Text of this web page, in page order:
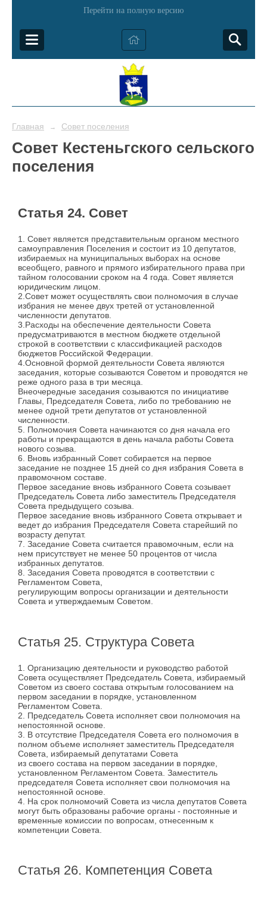
Перейти на полную версию
Главная → Совет поселения
Совет Кестеньгского сельского
поселения
Статья 24. Совет
1. Совет является представительным органом местного
самоуправления Поселения и состоит из 10 депутатов,
избираемых на муниципальных выборах на основе
всеобщего, равного и прямого избирательного права при
тайном голосовании сроком на 4 года. Совет является
юридическим лицом.
2.Совет может осуществлять свои полномочия в случае
избрания не менее двух третей от установленной
численности депутатов.
3.Расходы на обеспечение деятельности Совета
предусматриваются в местном бюджете отдельной
строкой в соответствии с классификацией расходов
бюджетов Российской Федерации.
4.Основной формой деятельности Совета являются
заседания, которые созываются Советом и проводятся не
реже одного раза в три месяца.
Внеочередные заседания созываются по инициативе
Главы, Председателя Совета, либо по требованию не
менее одной трети депутатов от установленной
численности.
5. Полномочия Совета начинаются со дня начала его
работы и прекращаются в день начала работы Совета
нового созыва.
6. Вновь избранный Совет собирается на первое
заседание не позднее 15 дней со дня избрания Совета в
правомочном составе.
Первое заседание вновь избранного Совета созывает
Председатель Совета либо заместитель Председателя
Совета предыдущего созыва.
Первое заседание вновь избранного Совета открывает и
ведет до избрания Председателя Совета старейший по
возрасту депутат.
7. Заседание Совета считается правомочным, если на
нем присутствует не менее 50 процентов от числа
избранных депутатов.
8. Заседания Совета проводятся в соответствии с
Регламентом Совета,
регулирующим вопросы организации и деятельности
Совета и утверждаемым Советом.
Статья 25. Структура Совета
1. Организацию деятельности и руководство работой
Совета осуществляет Председатель Совета, избираемый
Советом из своего состава открытым голосованием на
первом заседании в порядке, установленном
Регламентом Совета.
2. Председатель Совета исполняет свои полномочия на
непостоянной основе.
3. В отсутствие Председателя Совета его полномочия в
полном объеме исполняет заместитель Председателя
Совета, избираемый депутатами Совета
из своего состава на первом заседании в порядке,
установленном Регламентом Совета. Заместитель
председателя Совета исполняет свои полномочия на
непостоянной основе.
4. На срок полномочий Совета из числа депутатов Совета
могут быть образованы рабочие органы - постоянные и
временные комиссии по вопросам, отнесенным к
компетенции Совета.
Статья 26. Компетенция Совета